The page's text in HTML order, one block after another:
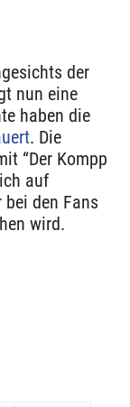
der
nun eine
haben die
. Die
“Der Kompp
auf
den Fans
wird.